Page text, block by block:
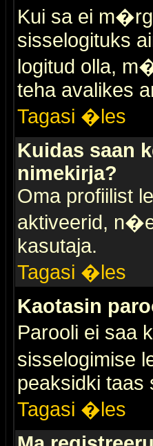
Kui sa ei
sisselogituks
logitud olla,
teha avalikes
Tagasi �les
Kuidas saan
nimekirja?
Oma profiilist
aktiveerid,
kasutaja.
Tagasi �les
Kaotasin
Parooli ei saa
sisselogimise
peaksidki taas
Tagasi �les